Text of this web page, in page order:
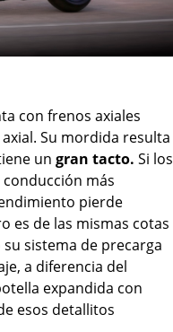
con frenos axiales
Su mordida resulta
un gran tacto. Si los
más
pierde
es de las mismas cotas
sistema de precarga
a diferencia del
expandida con
esos detallitos